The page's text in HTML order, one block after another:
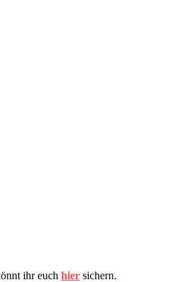
ihr euch hier sichern.